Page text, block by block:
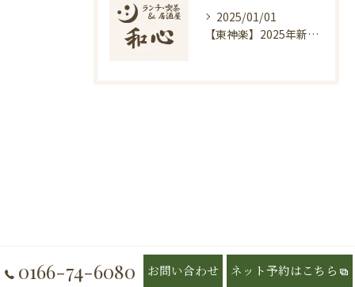
2025/01/01
【東神楽】2025年新年のご挨拶｜ランチ・喫茶＆居酒屋 和心
0166-74-6080 お問い合わせ ネット予約はこちら